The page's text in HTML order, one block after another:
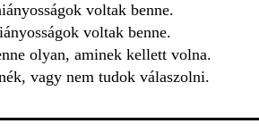
voltak benne.
voltak benne.
olyan, aminek kellett volna.
vagy nem tudok válaszolni.